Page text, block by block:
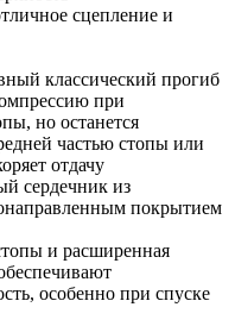
сцепление и
классический прогиб
при
но останется
частью стопы или
отдачу
сердечник из
покрытием
и расширенная
особенно при спуске